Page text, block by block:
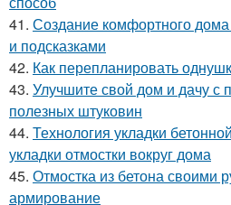
41. Создание комфортного
и подсказками
42. Как перепланировать
43. Улучшите свой дом и дачу с
полезных штуковин
44. Технология укладки
укладки отмостки вокруг дома
45. Отмостка из бетона своими
армирование